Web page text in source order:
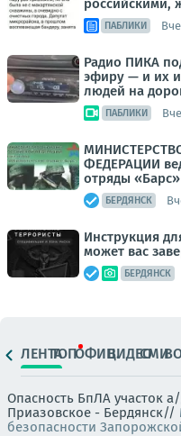
российскими,
ПАБЛИКИ
Радио ПИКА
эфиру — и их
людей на
ПАБЛИКИ
ФЕДЕРАЦИИ
отряды «Барс»
БЕРДЯНСК
Инструкция
может вас
БЕРДЯНСК
ЛЕНТАТОПОФИЦ.ВИДЕОСМИ
Опасность БпЛА участок
Приазовское - Бердянск//
безопасности